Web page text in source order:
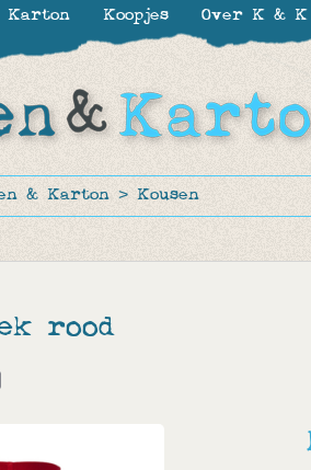
& Karton > Kousen
rood
Karton Koopjes Over K & K